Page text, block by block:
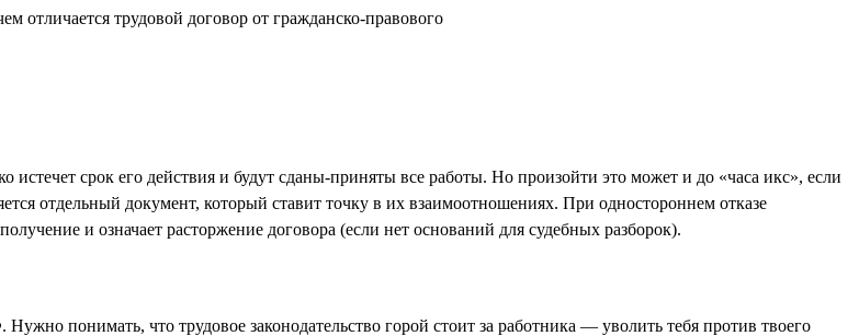
истечет срок его действия и будут сданы-приняты все работы. Но произойти это может и до «часа икс», если
отдельный документ, который ставит точку в их взаимоотношениях. При одностороннем отказе
и означает расторжение договора (если нет оснований для судебных разборок).
понимать, что трудовое законодательство горой стоит за работника — уволить тебя против твоего